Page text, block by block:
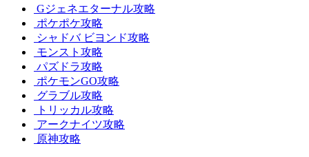
Gジェネエターナル攻略
ポケポケ攻略
シャドバ ビヨンド攻略
モンスト攻略
パズドラ攻略
ポケモンGO攻略
グラブル攻略
トリッカル攻略
アークナイツ攻略
原神攻略